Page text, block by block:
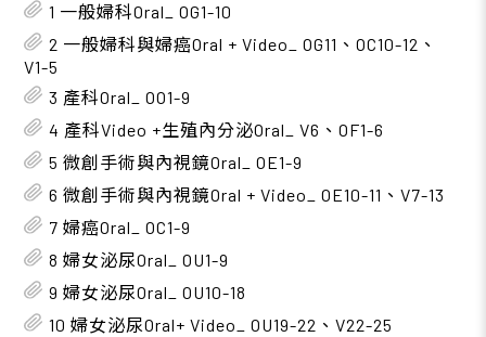
1 一般婦科Oral_ OG1-10
2 一般婦科與婦癌Oral + Video_ OG11、OC10-12、
V1-5
3 產科Oral_ OO1-9
4 產科Video +生殖內分泌Oral_ V6、OF1-6
5 微創手術與內視鏡Oral_ OE1-9
6 微創手術與內視鏡Oral + Video_ OE10-11、V7-13
7 婦癌Oral_ OC1-9
8 婦女泌尿Oral_ OU1-9
9 婦女泌尿Oral_ OU10-18
10 婦女泌尿Oral+ Video_ OU19-22、V22-25